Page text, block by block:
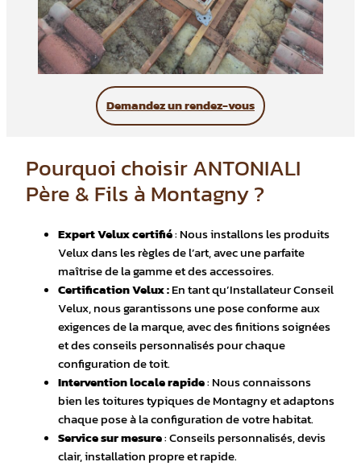
Demandez un rendez-vous
Pourquoi choisir ANTONIALI
Père & Fils à Montagny ?
Expert Velux certifié: Nous installons les produits
Velux dans les règles de l’art, avec une parfaite
maîtrise de la gamme et des accessoires.
Certification Velux :En tant qu’Installateur Conseil
Velux, nous garantissons une pose conforme aux
exigences de la marque, avec des finitions soignées
et des conseils personnalisés pour chaque
configuration de toit.
Intervention locale rapide: Nous connaissons
bien les toitures typiques de Montagny et adaptons
chaque pose à la configuration de votre habitat.
Service sur mesure: Conseils personnalisés, devis
clair, installation propre et rapide.